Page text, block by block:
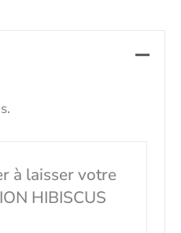
à laisser votre
HIBISCUS